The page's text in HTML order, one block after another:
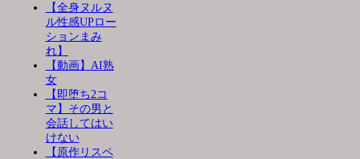
【全身ヌルヌ
ル性感UPロー
ションまみ
れ】
【動画】AI熟
女
【即堕ち2コ
マ】その男と
会話してはい
けない
【原作リスペ